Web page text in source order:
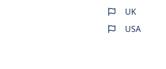
UK
USA